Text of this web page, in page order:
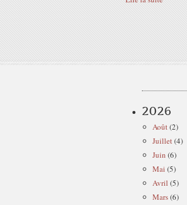
2026
Août(2)
Juillet(4)
Juin (6)
Mai (5)
Avril (5)
Mars(6)